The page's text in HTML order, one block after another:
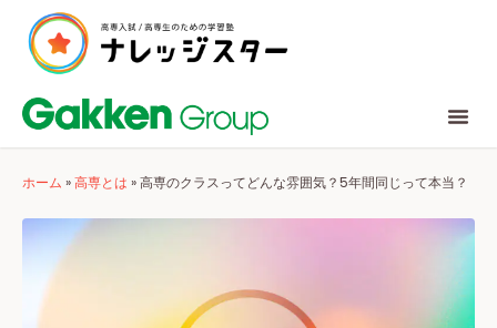
ホーム »高専とは »高専のクラスってどんな雰囲気？5年間同じって本当？